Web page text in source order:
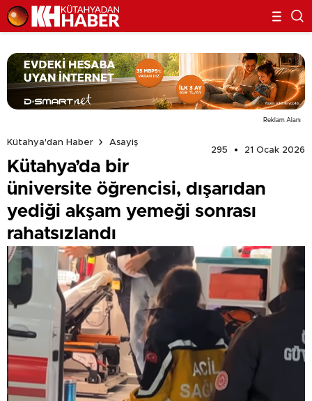
Reklam Alanı
Kütahya'dan Haber
Asayiş
295
21 Ocak 2026
Kütahya’da bir
üniversite öğrencisi, dışarıdan
yediği akşam yemeği sonrası
rahatsızlandı